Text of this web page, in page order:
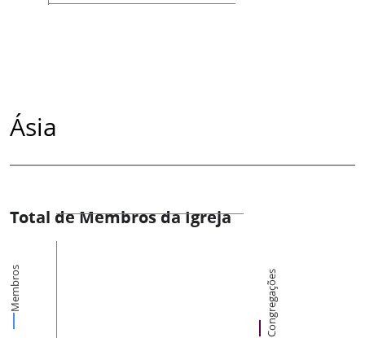
Ásia
Total de Membros da Igreja
Membros Congregações